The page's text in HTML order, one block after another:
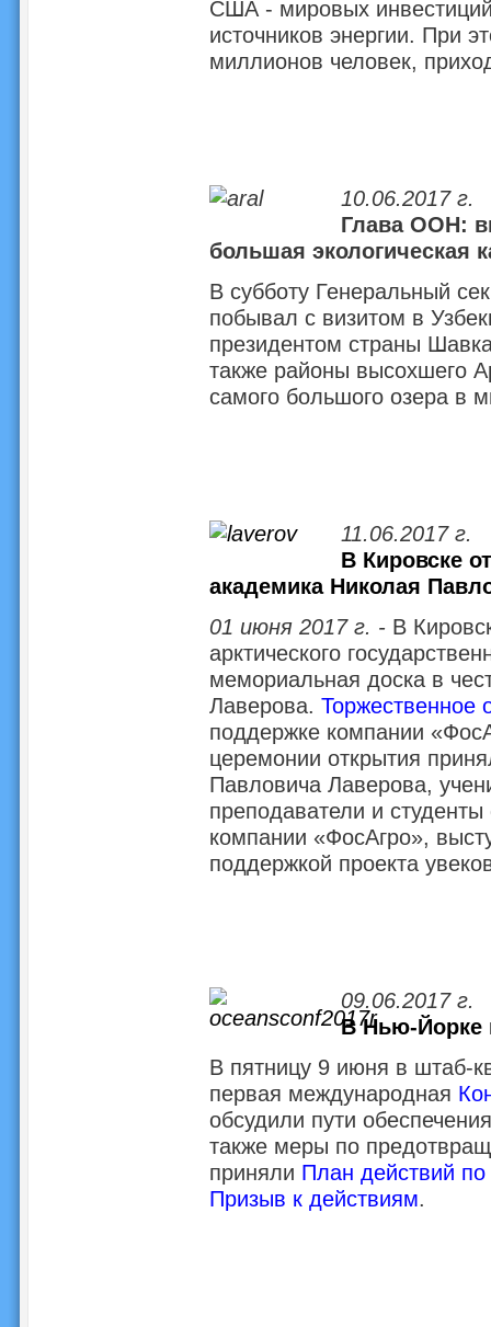
США - мировых
источников энергии. При
миллионов человек,
10.06.2017 г.
Глава ООН:
большая экологическая
В субботу Генеральный
побывал с визитом в
президентом страны
также районы высохшего
самого большого озера в
11.06.2017 г.
В Кировске
академика Николая
01 июня 2017 г. - В
арктического
мемориальная доска в
Лаверова. Торжественное
поддержке компании
церемонии открытия
Павловича Лаверова,
преподаватели и
компании «ФосАгро»,
поддержкой проекта
09.06.2017 г.
В Нью-Йорке
В пятницу 9 июня в штаб-
первая международная
обсудили пути
также меры по
приняли План действий
Призыв к действиям.